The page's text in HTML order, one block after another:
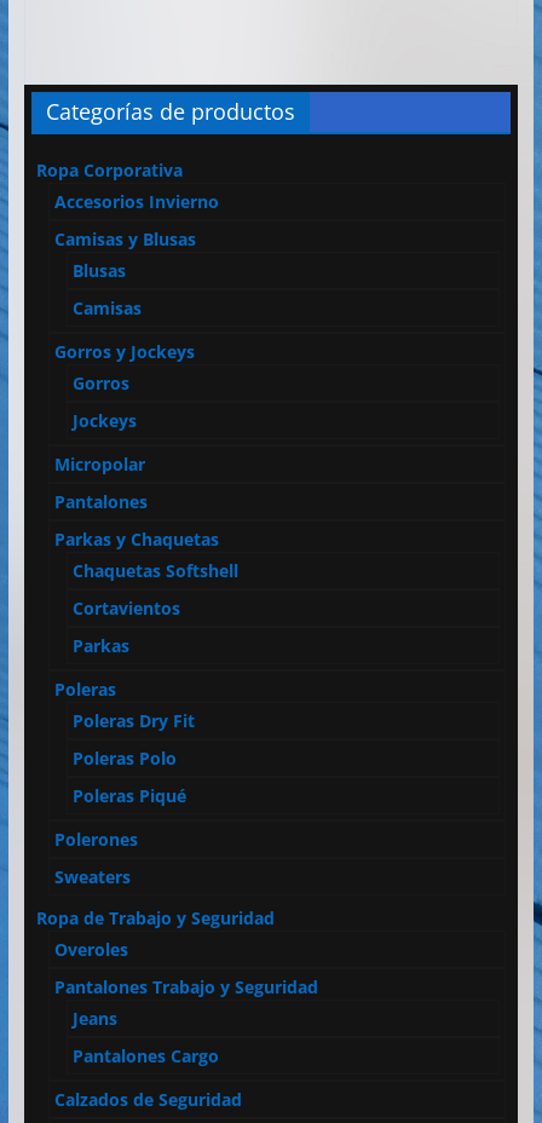
Categorías de productos
Ropa Corporativa
Accesorios Invierno
Camisas y Blusas
Blusas
Camisas
Gorros y Jockeys
Gorros
Jockeys
Micropolar
Pantalones
Parkas y Chaquetas
Chaquetas Softshell
Cortavientos
Parkas
Poleras
Poleras Dry Fit
Poleras Polo
Poleras Piqué
Polerones
Sweaters
Ropa de Trabajo y Seguridad
Overoles
Pantalones Trabajo y Seguridad
Jeans
Pantalones Cargo
Calzados de Seguridad